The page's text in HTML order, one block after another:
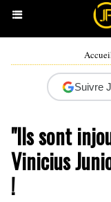
Suivre
"Ils sont
Vinicius
!